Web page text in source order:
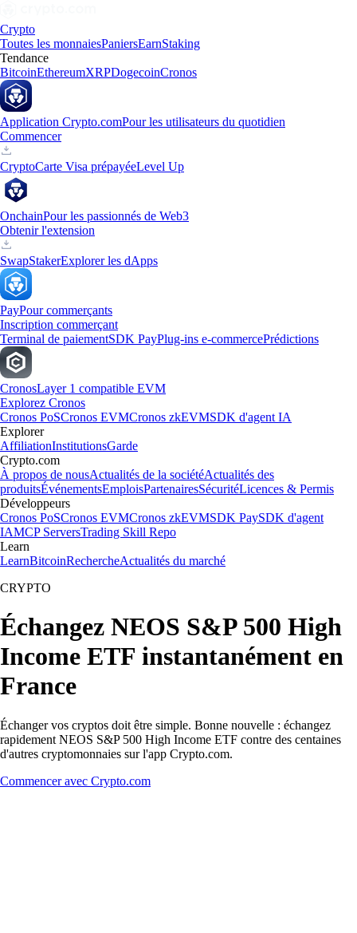
Crypto
Toutes les monnaiesPaniersEarnStaking
Tendance
BitcoinEthereumXRPDogecoinCronos
Application Crypto.comPour les utilisateurs du quotidien
Commencer
CryptoCarte Visa prépayéeLevel Up
OnchainPour les passionnés de Web3
Obtenir l'extension
SwapStakerExplorer les dApps
PayPour commerçants
Inscription commerçant
Terminal de paiementSDK PayPlug-ins e-commercePrédictions
CronosLayer 1 compatible EVM
Explorez Cronos
Cronos PoSCronos EVMCronos zkEVMSDK d'agent IA
Explorer
AffiliationInstitutionsGarde
Crypto.com
À propos de nousActualités de la sociétéActualités des
produitsÉvénementsEmploisPartenairesSécuritéLicences & Permis
Développeurs
Cronos PoSCronos EVMCronos zkEVMSDK PaySDK d'agent
IAMCP ServersTrading Skill Repo
Learn
LearnBitcoinRechercheActualités du marché
CRYPTO
Échangez NEOS S&P 500 High
Income ETF instantanément en
France
Échanger vos cryptos doit être simple. Bonne nouvelle : échangez
rapidement NEOS S&P 500 High Income ETF contre des centaines
d'autres cryptomonnaies sur l'app Crypto.com.
Commencer avec Crypto.com